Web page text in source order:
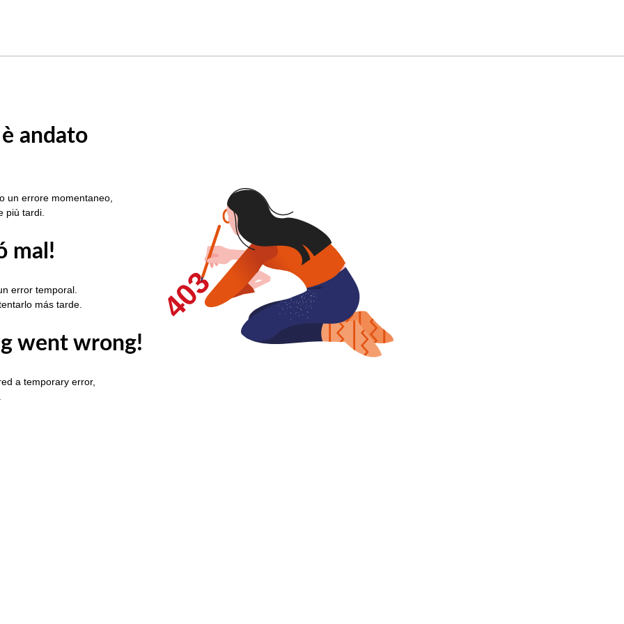
andato
un errore momentaneo,
più tardi.
mal!
error temporal.
más tarde.
went wrong!
a temporary error,
403